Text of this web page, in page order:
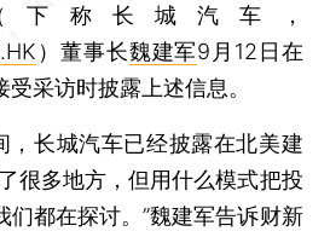
下称长城汽车，
）董事长魏建军9月12日在
采访时披露上述信息。
长城汽车已经披露在北美建
很多地方，但用什么模式把投
们都在探讨。”魏建军告诉财新